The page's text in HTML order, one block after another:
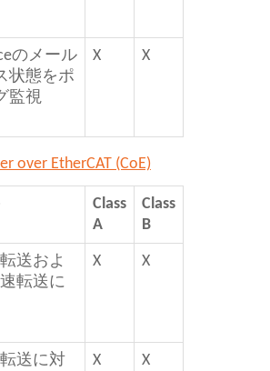
のメール
状態をポ
監視
X X
over EtherCAT (CoE)
Class
A
Class
B
送およ
転送に
X X
送に対
X X